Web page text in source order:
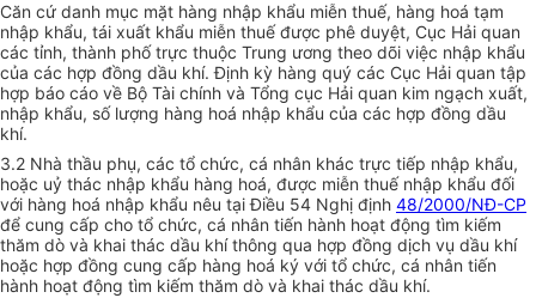
Căn cứ danh mục mặt hàng nhập khẩu miễn thuế, hàng hoá tạm
nhập khẩu, tái xuất khẩu miễn thuế được phê duyệt, Cục Hải quan
các tỉnh, thành phố trực thuộc Trung ương theo dõi việc nhập khẩu
của các hợp đồng dầu khí. Định kỳ hàng quý các Cục Hải quan tập
hợp báo cáo về Bộ Tài chính và Tổng cục Hải quan kim ngạch xuất,
nhập khẩu, số lượng hàng hoá nhập khẩu của các hợp đồng dầu
khí.
3.2 Nhà thầu phụ, các tổ chức, cá nhân khác trực tiếp nhập khẩu,
hoặc uỷ thác nhập khẩu hàng hoá, được miễn thuế nhập khẩu đối
với hàng hoá nhập khẩu nêu tại Điều 54 Nghị định 48/2000/NĐ-CP
để cung cấp cho tổ chức, cá nhân tiến hành hoạt động tìm kiếm
thăm dò và khai thác dầu khí thông qua hợp đồng dịch vụ dầu khí
hoặc hợp đồng cung cấp hàng hoá ký với tổ chức, cá nhân tiến
hành hoạt động tìm kiếm thăm dò và khai thác dầu khí.